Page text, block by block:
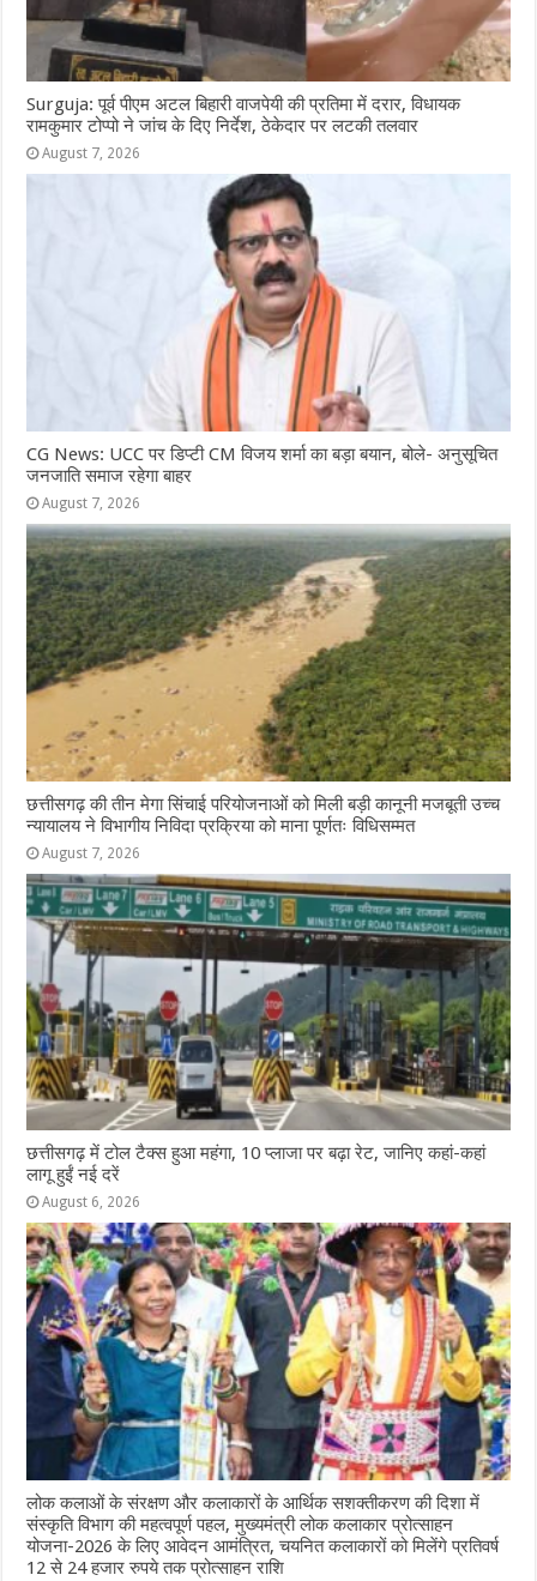
Surguja: पूर्व पीएम अटल बिहारी वाजपेयी की प्रतिमा में दरार, विधायक
रामकुमार टोप्पो ने जांच के दिए निर्देश, ठेकेदार पर लटकी तलवार
August 7, 2026
CG News: UCC पर डिप्टी CM विजय शर्मा का बड़ा बयान, बोले- अनुसूचित
जनजाति समाज रहेगा बाहर
August 7, 2026
छत्तीसगढ़ की तीन मेगा सिंचाई परियोजनाओं को मिली बड़ी कानूनी मजबूती उच्च
न्यायालय ने विभागीय निविदा प्रक्रिया को माना पूर्णतः विधिसम्मत
August 7, 2026
छत्तीसगढ़ में टोल टैक्स हुआ महंगा, 10 प्लाजा पर बढ़ा रेट, जानिए कहां-कहां
लागू हुईं नई दरें
August 6, 2026
लोक कलाओं के संरक्षण और कलाकारों के आर्थिक सशक्तीकरण की दिशा में
संस्कृति विभाग की महत्वपूर्ण पहल, मुख्यमंत्री लोक कलाकार प्रोत्साहन
योजना-2026 के लिए आवेदन आमंत्रित, चयनित कलाकारों को मिलेंगे प्रतिवर्ष
12 से 24 हजार रुपये तक प्रोत्साहन राशि